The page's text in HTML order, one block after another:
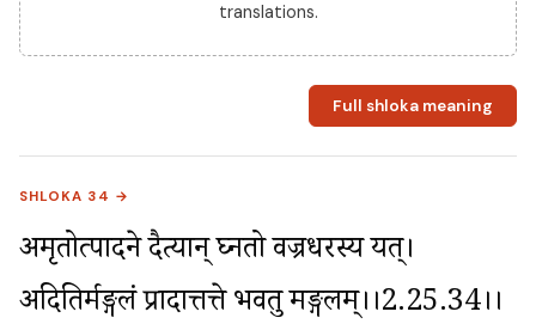
translations.
Full shloka meaning
SHLOKA 34 →
अमृतोत्पादने दैत्यान् घ्नतो वज्रधरस्य यत्।
अदितिर्मङ्गलं प्रादात्तत्ते भवतु मङ्गलम्।।2.25.34।।